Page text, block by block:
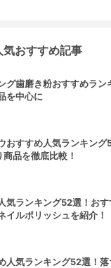
気おすすめ記事
グ歯磨き粉おすすめラン
を中心に
おすすめ人気ランキン
品を徹底比較！
気ランキング52選！お
イルポリッシュを紹介！
人気ランキング52選！